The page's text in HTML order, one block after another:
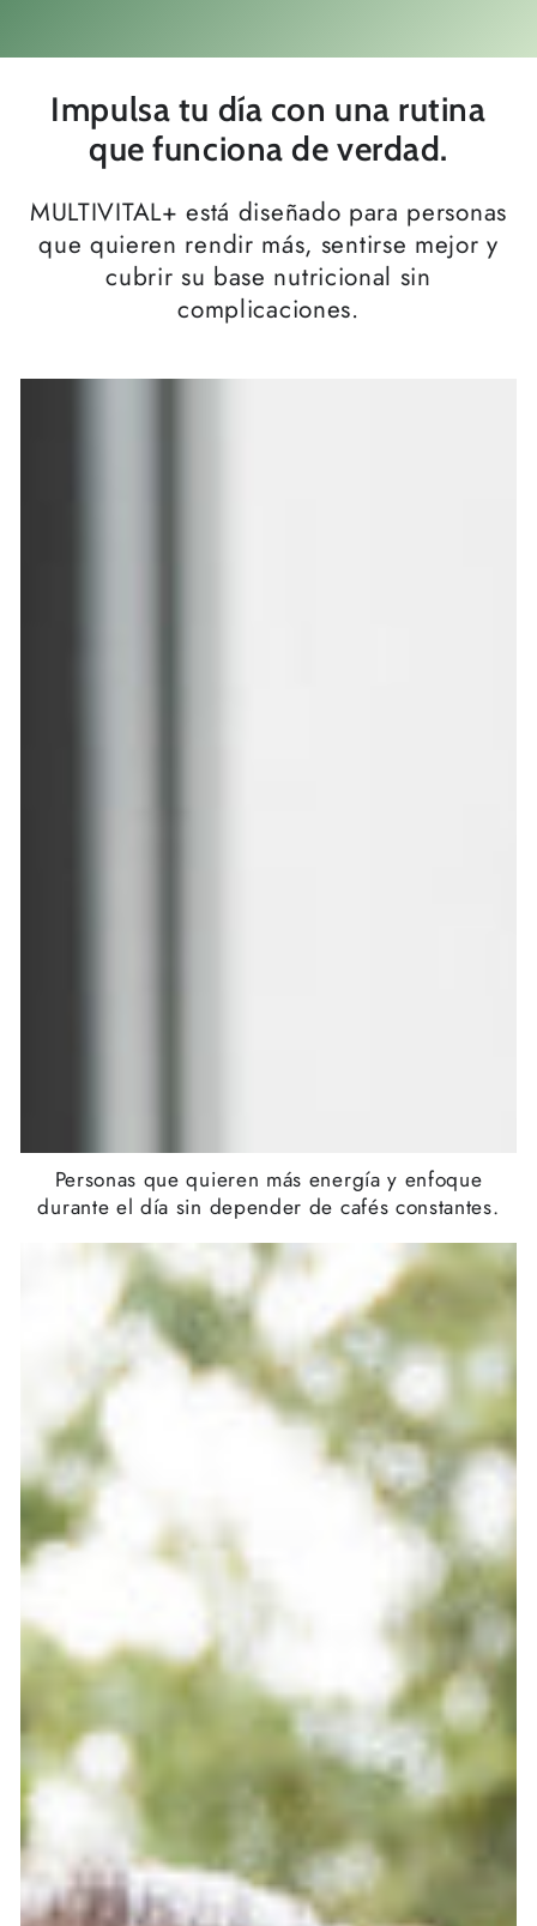
Impulsa tu día con una rutina
que funciona de verdad.
MULTIVITAL+ está diseñado para personas
que quieren rendir más, sentirse mejor y
cubrir su base nutricional sin
complicaciones.
Personas que quieren más energía y enfoque
durante el día sin depender de cafés constantes.